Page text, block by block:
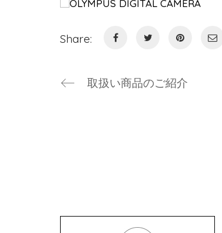
Share:
取扱い商品のご紹介